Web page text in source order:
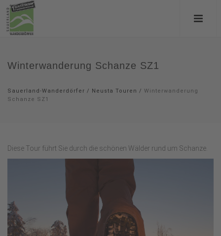
Winterwanderung Schanze SZ1
Sauerland-Wanderdörfer / Neusta Touren / Winterwanderung
Schanze SZ1
Diese Tour führt Sie durch die schönen Wälder rund um Schanze.